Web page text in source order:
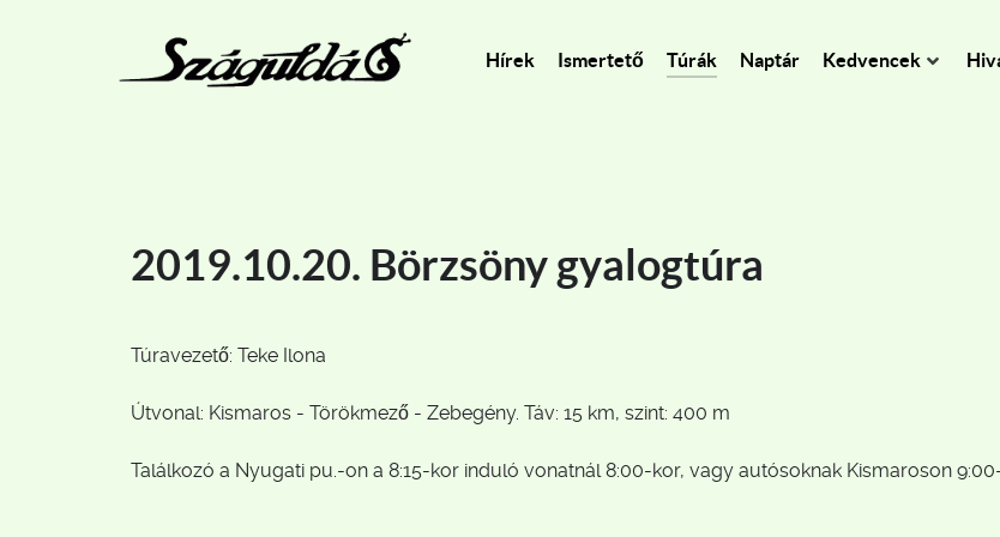
Hírek Ismertető Túrák Naptár Kedvencek
2019.10.20. Börzsöny gyalogtúra
Túravezető: Teke Ilona
Útvonal: Kismaros - Törökmező - Zebegény. Táv: 15 km, szint: 400 m
Találkozó a Nyugati pu.-on a 8:15-kor induló vonatnál 8:00-kor, vagy autósoknak Kismaroson